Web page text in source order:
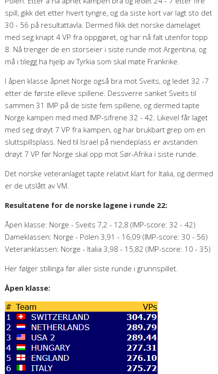
spill, gikk det etter hvert tyngre, og da siste kort var lagt sto det
30 - 56 på resultattavla. Dermed fikk det norske damelaget
med seg knapt 4 VP fra oppgjøret, og har nå falt utenfor topp
8. Nå trenger de en storseier i siste runde mot Argentina, og
må i tilegg ha hjelp av Tyrkia som skal møte Frankrike.
I åpen klasse åpnet Norge også bra mot Sveits, og ledet 32 -7
etter de første elleve spillene. Dessverre sanket Sveits til
sammen 31 IMP på de siste fem spillene, og dermed tapte
Norge kampen med med IMP-sifrene 32 - 42. Likevel får laget
med seg drøyt 7 VP fra kampen, og har brukbart grep om en
sluttspillsplass. Ned til Israel på niendeplass er avstanden
drøyt 7 VP før Norge skal opp mot Sør-Afrika i siste runde.
Det norske veteranlaget tapte relativt klart for Italia, og dermed
er de utslått av VM.
Resultatene for de norske lagene i runde 22:
Åpen klasse: Norge - Sveits 7,2 - 12,8 (IMP-score: 32 - 42)
Dameklassen: Norge - Polen 3,91 - 16,09 (IMP-score: 30 - 56)
Veteranklassen: Norge - Italia 3,98 - 15,82 (IMP-score: 10 - 35)
Her følger stillinga før aller siste runde i grunnspillet.
Åpen klasse: